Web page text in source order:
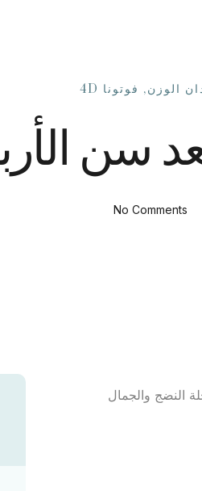
الوزن, فوتونا 4D
سن
No Comments
النضج والجمال